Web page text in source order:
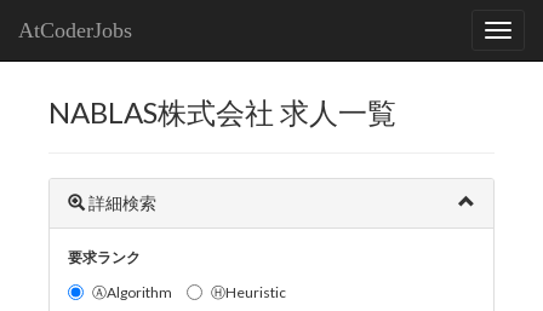
AtCoderJobs
NABLAS株式会社 求人一覧
詳細検索
要求ランク
ⒶAlgorithm
ⒽHeuristic